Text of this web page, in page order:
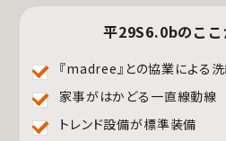
平29S6.0bのここ
『madree』との協業による
家事がはかどる一直線動線
トレンド設備が標準装備